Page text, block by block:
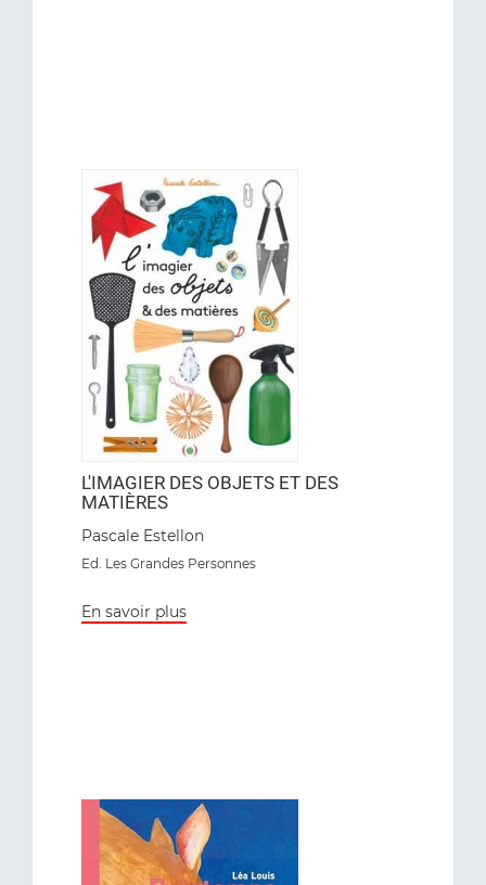
L'IMAGIER DES OBJETS ET DES
MATIÈRES
Pascale Estellon
Ed. Les Grandes Personnes
En savoir plus